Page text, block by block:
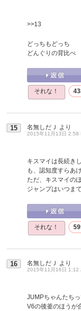
>>13
どっちもどっち
どんぐりの背比べ
それな！
15 名無しだＪ より
2015年11月13日 2:58
キスマイは長続き
も、認知度すらあ
ただ、キスマイの
ジャンプはいつま
それな！
16 名無しだＪ より
2015年11月16日 1:12
JUMPちゃんたち
V6の後釜のほうが